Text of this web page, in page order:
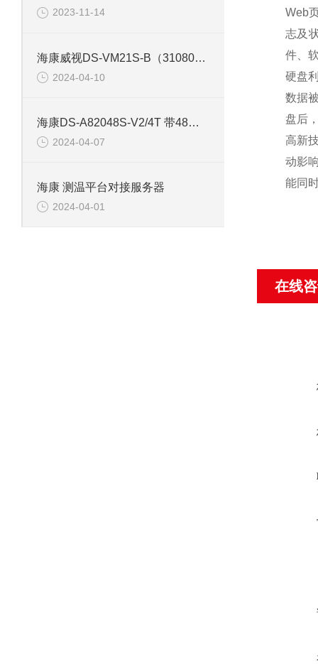
2023-11-14
海康威视DS-VM21S-B（310801164） 存储网络服务器
2024-04-10
海康DS-A82048S-V2/4T 带48片4T硬盘存储服务器
2024-04-07
海康 测温平台对接服务器
2024-04-01
Web
志及
件、
硬盘
数据
盘后
高新
动影
能同
在线